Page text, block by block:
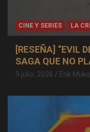
CINE Y SERIES LA
[RESEÑA] “EVIL
SAGA QUE NO
9 julio, 2026 Erik